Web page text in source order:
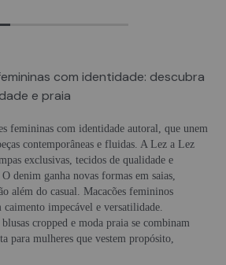
com identidade: descubra
e praia
femininas com identidade autoral, que unem
contemporâneas e fluidas. A Lez a Lez
exclusivas, tecidos de qualidade e
denim ganha novas formas em saias,
além do casual. Macacões femininos
impecável e versatilidade.
cropped e moda praia se combinam
para mulheres que vestem propósito,